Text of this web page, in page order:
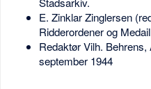
E. Zinklar Zinglersen
Ridderordener og
Redaktør Vilh.
september 1944